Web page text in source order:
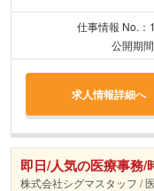
仕事情報 No.：
公開期
求人情報詳細へ
即日/人気の医療事務/
株式会社シグマスタッフ /